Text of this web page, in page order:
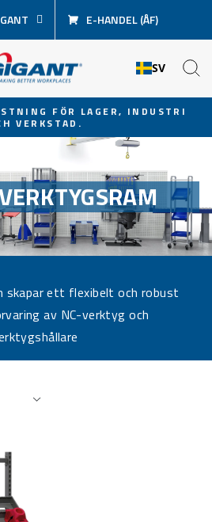
E-HANDEL (ÅF)
SV
Pausa
bildspel
FÖR LAGER, INDUSTRI
VERKSTAD.
skapar ett flexibelt och robust
av NC-verktyg och